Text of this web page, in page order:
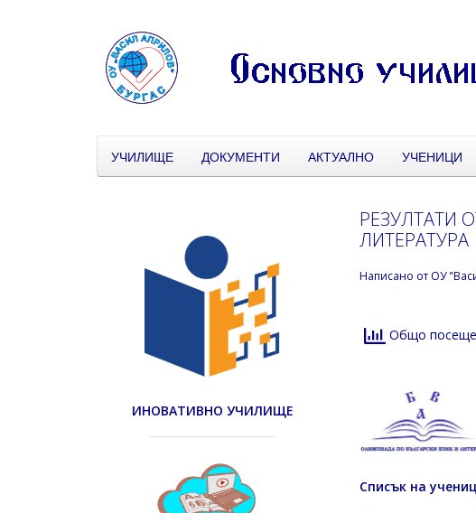
УЧИЛИЩЕ ДОКУМЕНТИ АКТУАЛНО УЧЕНИЦИ
РЕЗУЛТАТИ
ЛИТЕРАТУРА
Написано от ОУ
Общо
Списък на
ИНОВАТИВНО УЧИЛИЩЕ